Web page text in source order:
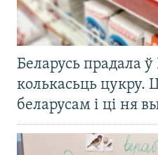
Беларусь прадала
колькасьць цукру.
беларусам і ці ня